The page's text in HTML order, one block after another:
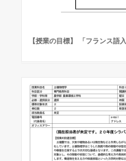
【授業の目標】 「フランス語